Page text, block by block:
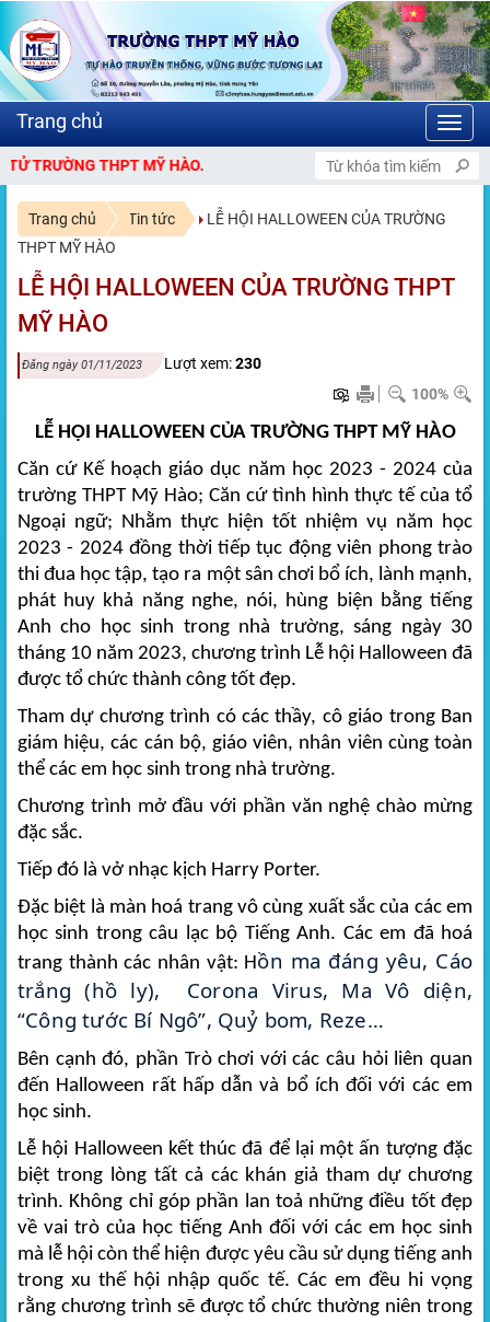
CHÀO MỪNG BẠN ĐẾN VỚI CỔNG THÔNG
Trang chủ Tin tức
LỄ HỘI HALLOWEEN CỦA TRƯỜNG
THPT MỸ HÀO
LỄ HỘI HALLOWEEN CỦA TRƯỜNG THPT
MỸ HÀO
Đăng ngày 01/11/2023 Lượt xem:230
100%
LỄ HỘI HALLOWEEN CỦA TRƯỜNG THPT MỸ HÀO
Căn cứ Kế hoạch giáo dục năm học 2023 - 2024 của
trường THPT Mỹ Hào; Căn cứ tình hình thực tế của tổ
Ngoại ngữ; Nhằm thực hiện tốt nhiệm vụ năm học
2023 - 2024 đồng thời tiếp tục động viên phong trào
thi đua học tập, tạo ra một sân chơi bổ ích, lành mạnh,
phát huy khả năng nghe, nói, hùng biện bằng tiếng
Anh cho học sinh trong nhà trường, sáng ngày 30
tháng 10 năm 2023, chương trình Lễ hội Halloween đã
được tổ chức thành công tốt đẹp.
Tham dự chương trình có các thầy, cô giáo trong Ban
giám hiệu, các cán bộ, giáo viên, nhân viên cùng toàn
thể các em học sinh trong nhà trường.
Chương trình mở đầu với phần văn nghệ chào mừng
đặc sắc.
Tiếp đó là vở nhạc kịch Harry Porter.
Đặc biệt là màn hoá trang vô cùng xuất sắc của các em
học sinh trong câu lạc bộ Tiếng Anh. Các em đã hoá
trang thành các nhân vật: Hồn ma đáng yêu, Cáo
trắng (hồ ly), Corona Virus, Ma Vô diện,
“Công tước Bí Ngô”, Quỷ bom, Reze…
Bên cạnh đó, phần Trò chơi với các câu hỏi liên quan
đến Halloween rất hấp dẫn và bổ ích đối với các em
học sinh.
Lễ hội Halloween kết thúc đã để lại một ấn tượng đặc
biệt trong lòng tất cả các khán giả tham dự chương
trình. Không chỉ góp phần lan toả những điều tốt đẹp
về vai trò của học tiếng Anh đối với các em học sinh
mà lễ hội còn thể hiện được yêu cầu sử dụng tiếng anh
trong xu thế hội nhập quốc tế. Các em đều hi vọng
rằng chương trình sẽ được tổ chức thường niên trong